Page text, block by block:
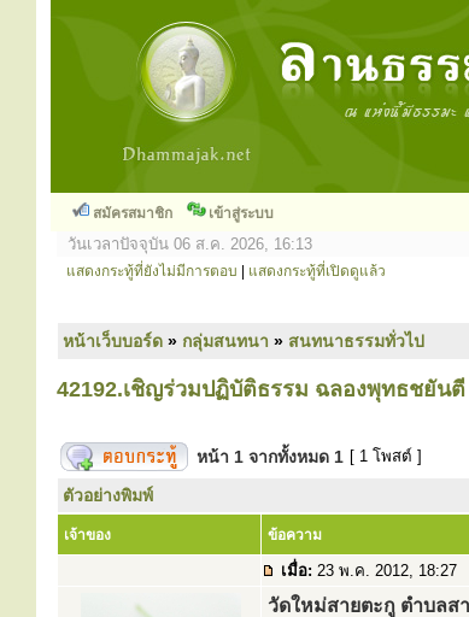
สมัครสมาชิก เข้าสู่ระบบ
วันเวลาปัจจุบัน 06 ส.ค. 2026, 16:13
แสดงกระทู้ที่ยังไม่มีการตอบ แสดงกระทู้ที่เปิดดูแล้ว
หน้าเว็บบอร์ด » กลุ่มสนทนา » สนทนาธรรมทั่วไป
42192.เชิญร่วมปฏิบัติธรรม ฉลองพุทธชยัน
หน้า 1 จากทั้งหมด 1 [ 1 โพสต์ ]
ตัวอย่างพิมพ์
เจ้าของ ข้อความ
เมื่อ: 23 พ.ค. 2012, 18:27
วัดใหม่สายตะกู ตำบลส